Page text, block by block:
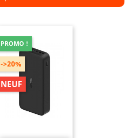
->20%
PROMO !
NEUF